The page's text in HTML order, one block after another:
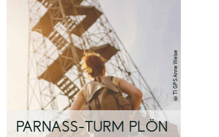
©
TI GPS Anne Weise
PARNASS-TURM PLÖN